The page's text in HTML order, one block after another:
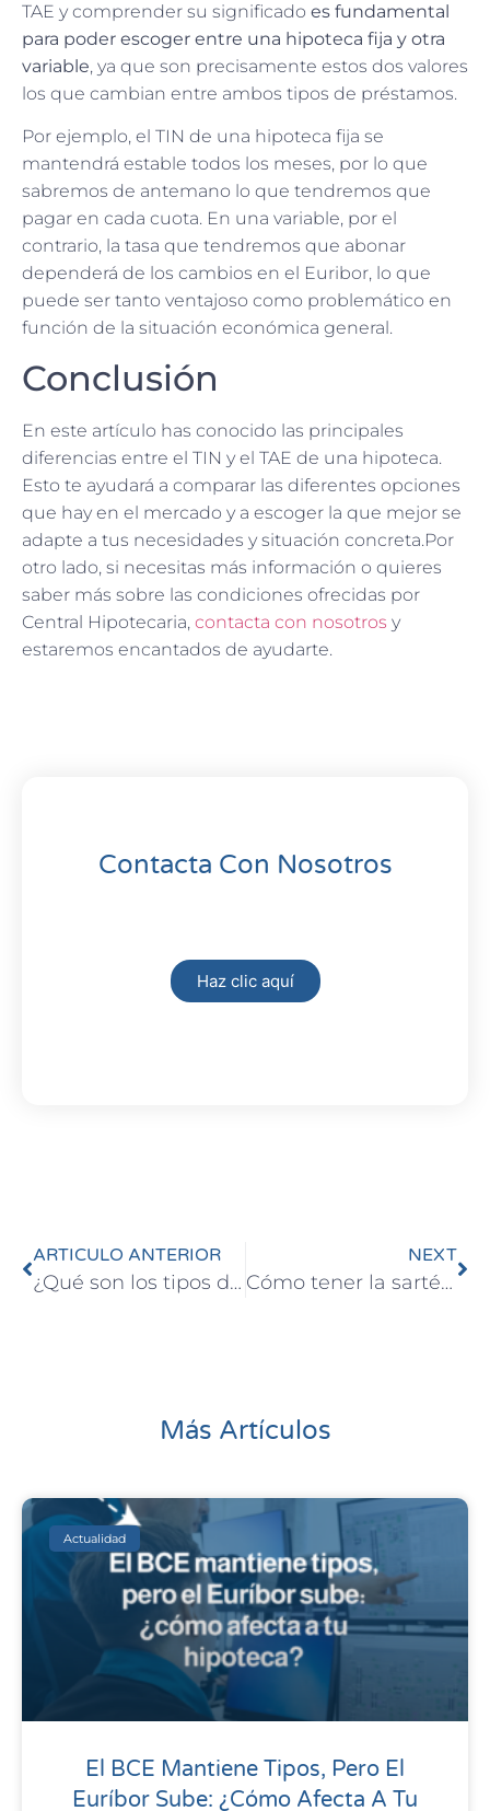
TAE y comprender su significado es fundamental
para poder escoger entre una hipoteca fija y otra
variable, ya que son precisamente estos dos valores
los que cambian entre ambos tipos de préstamos.
Por ejemplo, el TIN de una hipoteca fija se
mantendrá estable todos los meses, por lo que
sabremos de antemano lo que tendremos que
pagar en cada cuota. En una variable, por el
contrario, la tasa que tendremos que abonar
dependerá de los cambios en el Euribor, lo que
puede ser tanto ventajoso como problemático en
función de la situación económica general.
Conclusión
En este artículo has conocido las principales
diferencias entre el TIN y el TAE de una hipoteca.
Esto te ayudará a comparar las diferentes opciones
que hay en el mercado y a escoger la que mejor se
adapte a tus necesidades y situación concreta.Por
otro lado, si necesitas más información o quieres
saber más sobre las condiciones ofrecidas por
Central Hipotecaria, contacta con nosotros y
estaremos encantados de ayudarte.
Contacta Con Nosotros
Haz clic aquí
ARTICULO ANTERIOR
¿Qué son los tipos de interés negativos?
NEXT
Cómo tener la sartén por el mango en la compra de tu vivienda
Más Artículos
Actualidad
El BCE Mantiene Tipos, Pero El
Euríbor Sube: ¿cómo Afecta A Tu